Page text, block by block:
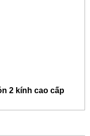
2 kính cao cấp